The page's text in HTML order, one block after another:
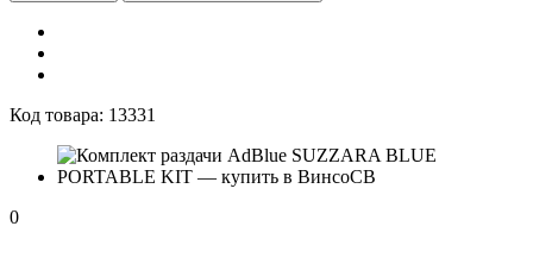
Код товара: 13331
0